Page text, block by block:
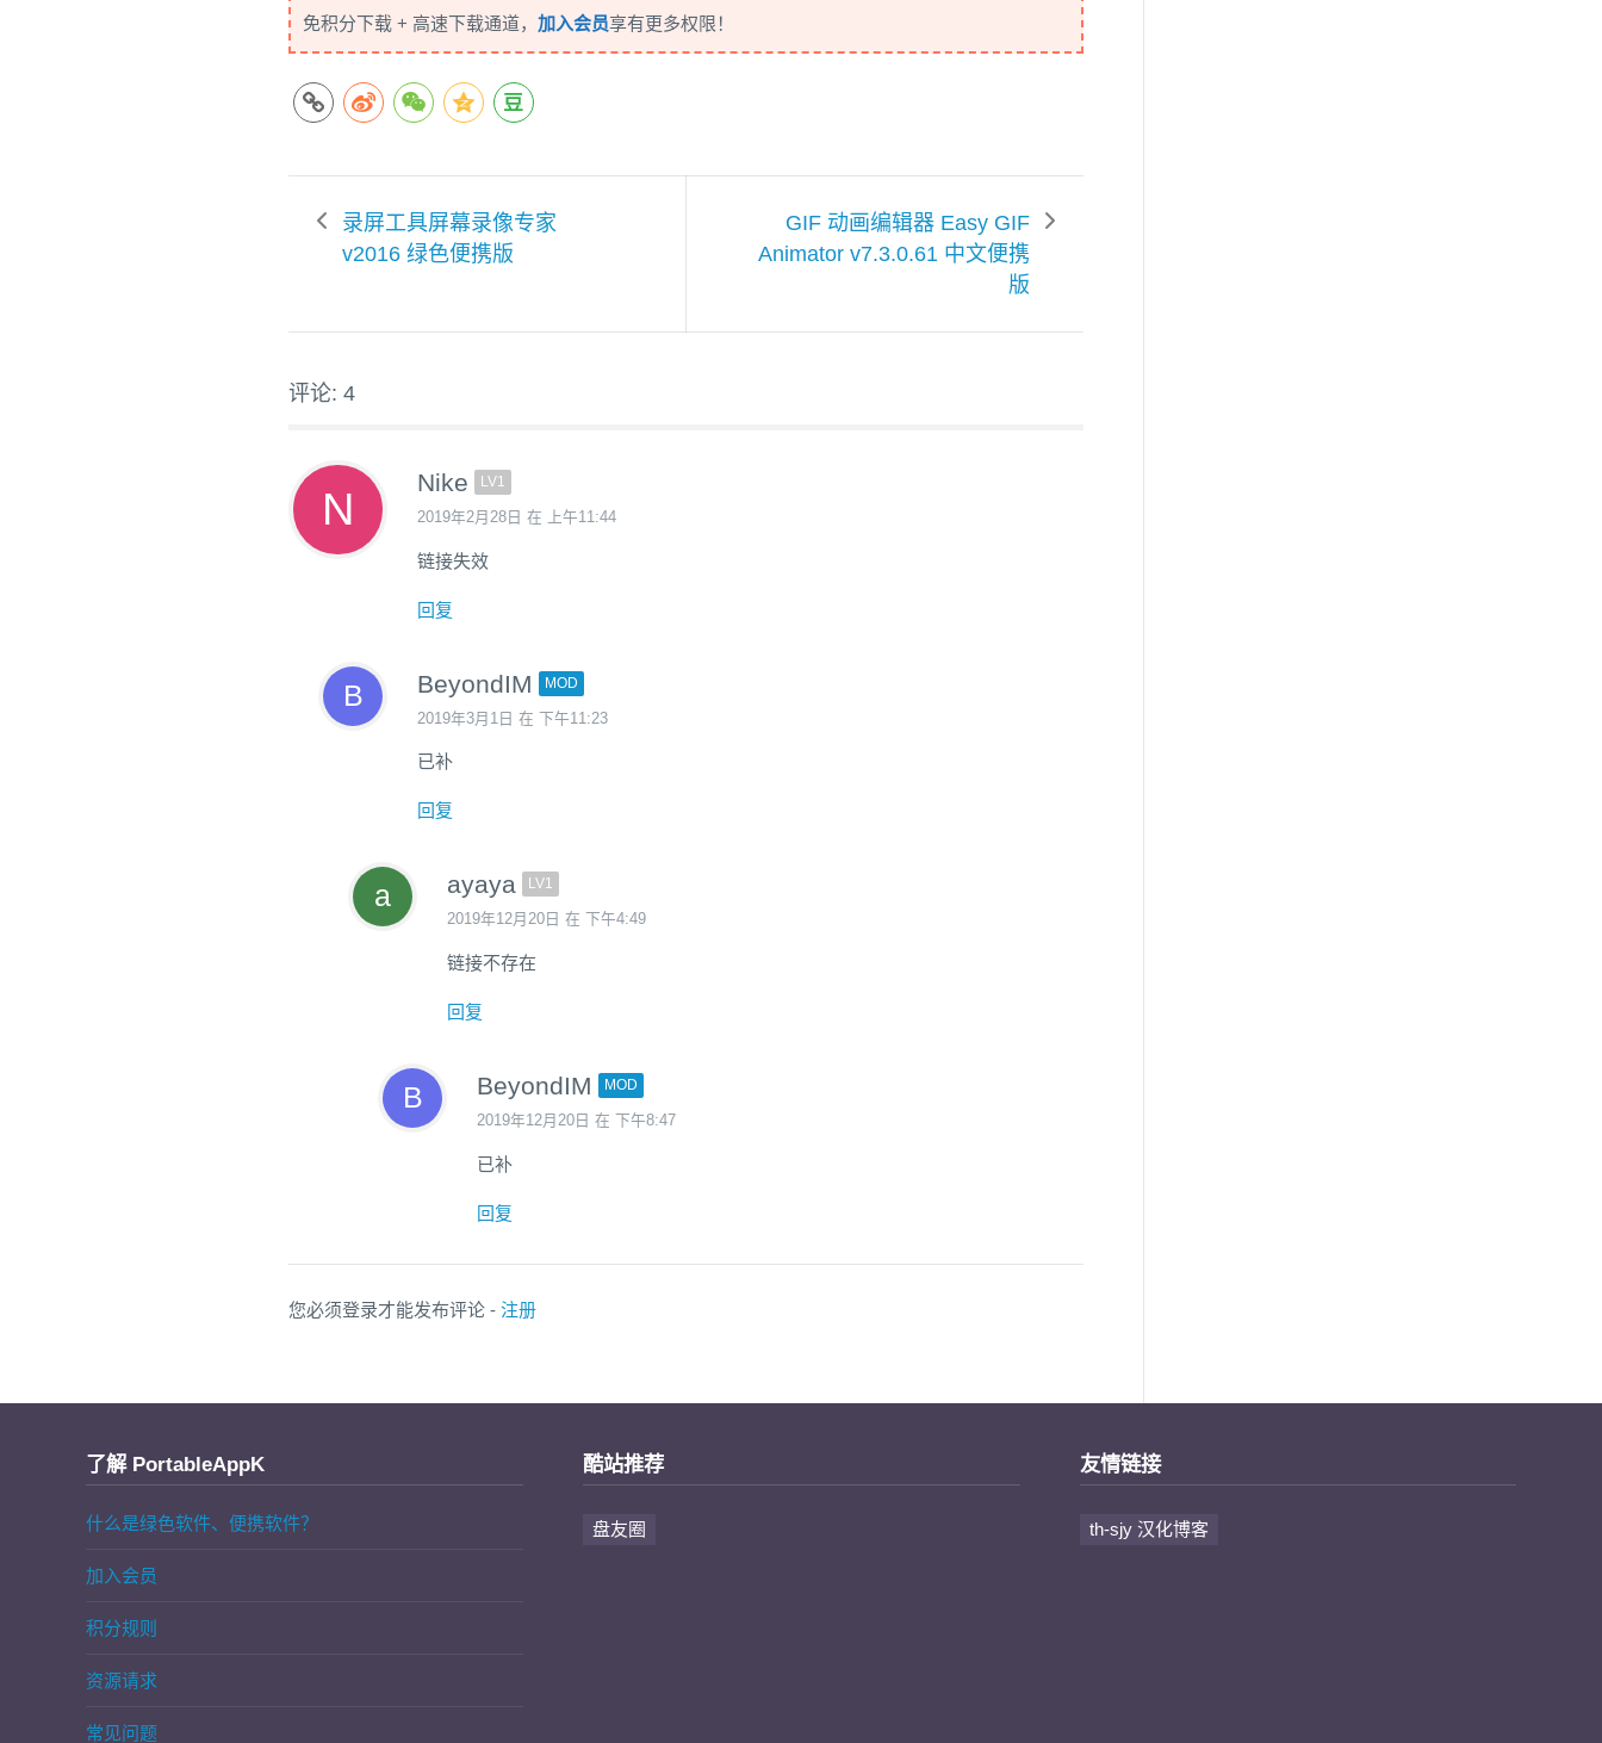
免积分下载 + 高速下载通道， 加入会员享有更多权限！
录屏工具屏幕录像专家
v2016 绿色便携版
GIF 动画编辑器 Easy GIF
Animator v7.3.0.61 中文便携
版
评论: 4
Nike LV1
2019年2月28日 在 上午11:44
链接失效
回复
BeyondIM MOD
2019年3月1日 在 下午11:23
已补
回复
ayaya LV1
2019年12月20日 在 下午4:49
链接不存在
回复
BeyondIM MOD
2019年12月20日 在 下午8:47
已补
回复
您必须登录才能发布评论 - 注册
了解 PortableAppK
什么是绿色软件、便携软件？
加入会员
积分规则
资源请求
常见问题
酷站推荐
盘友圈
友情链接
th-sjy 汉化博客